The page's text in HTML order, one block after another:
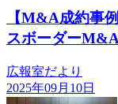
【M&A成約事
スボーダー
広報室だより
2025年09月10日